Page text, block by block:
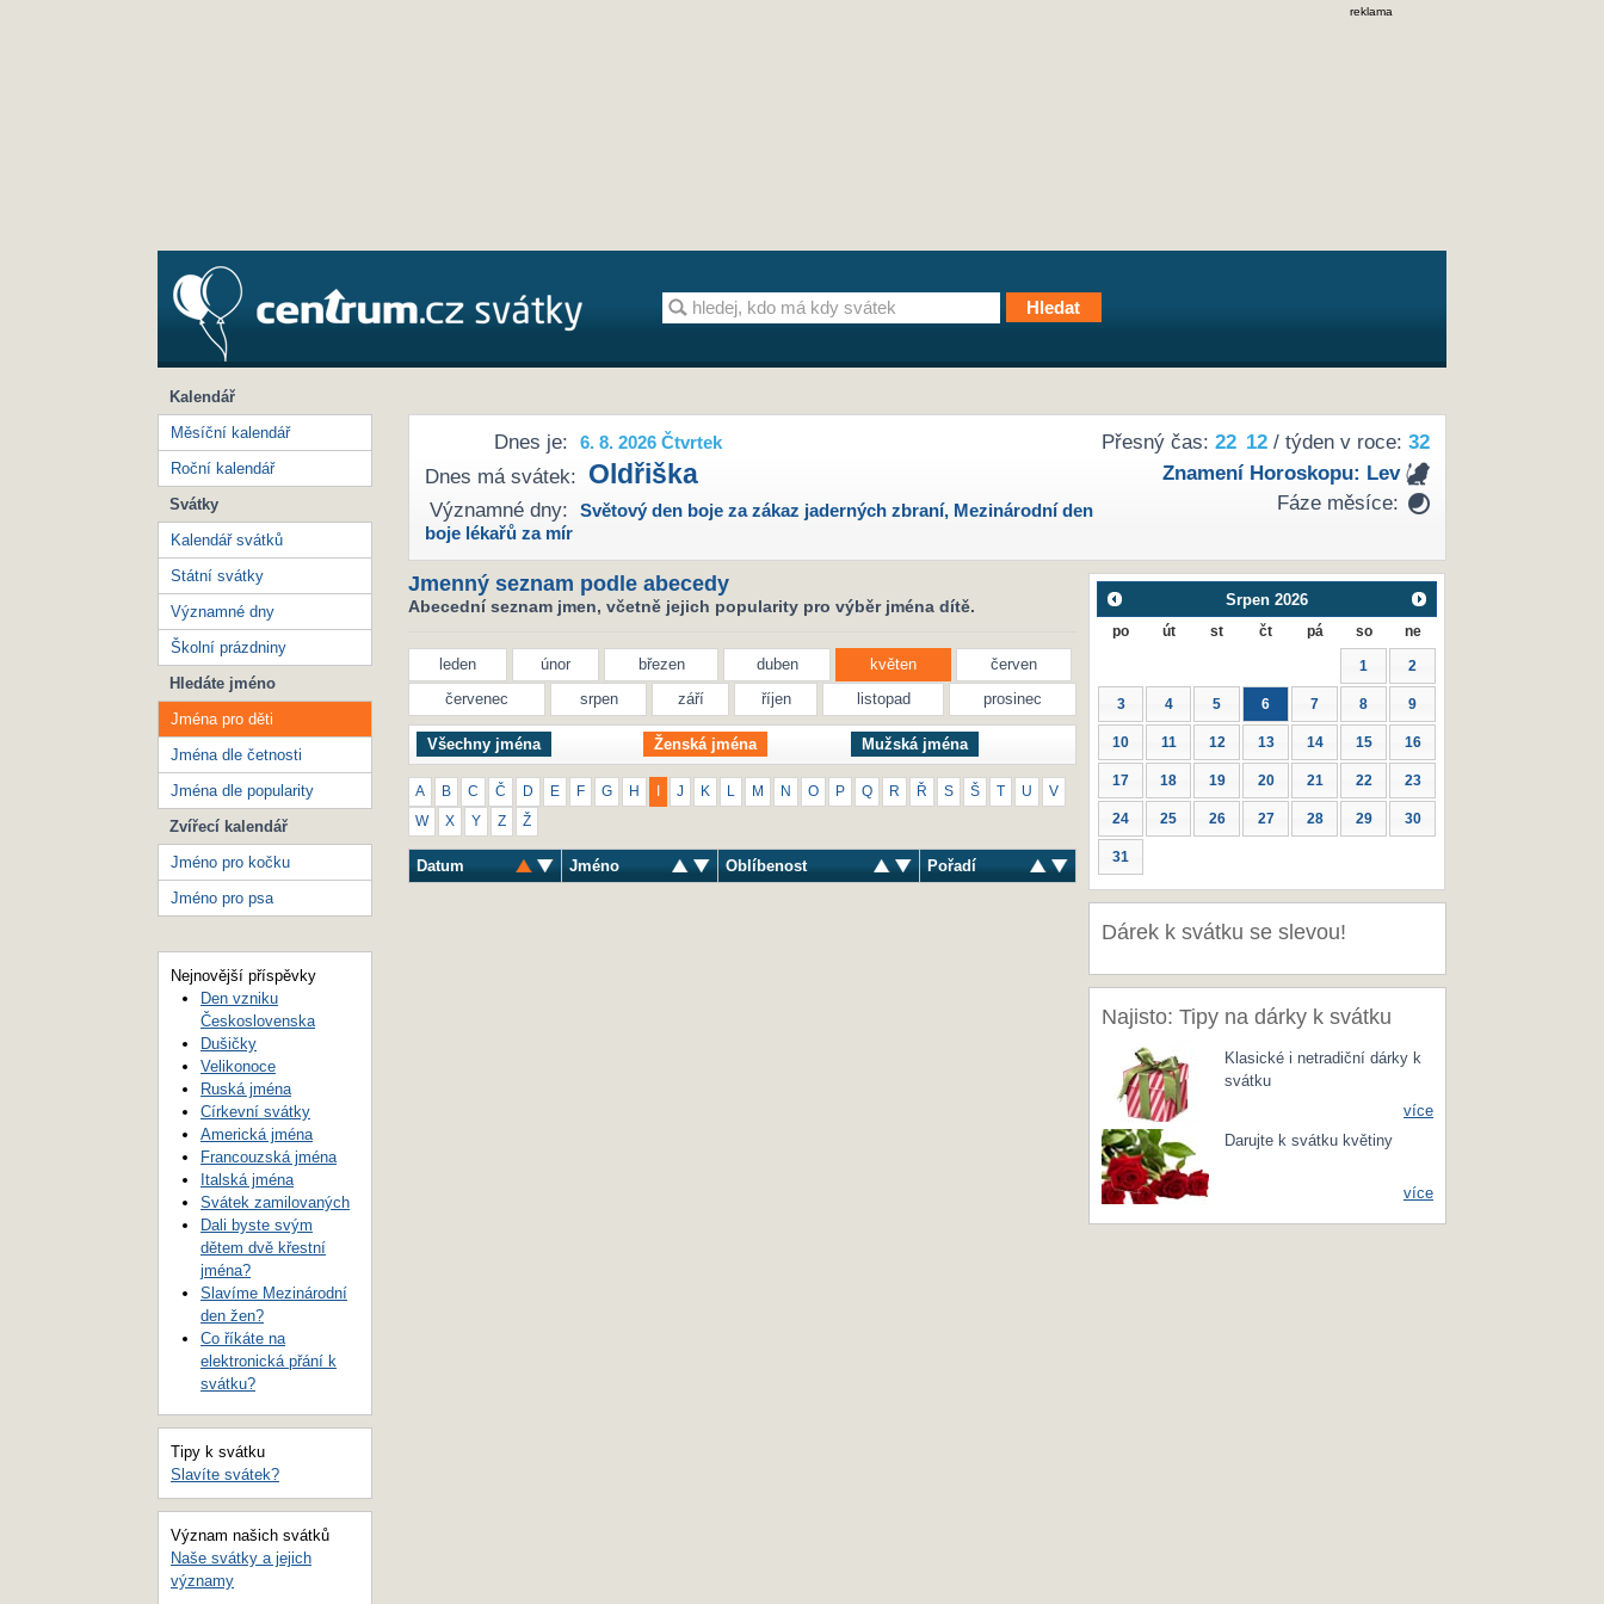
reklama
Přesný čas: 22 12/ týden v roce: 32
Znamení Horoskopu: Lev
Fáze měsíce:
Dnes je: 6. 8. 2026 Čtvrtek
Dnes má svátek: Oldřiška
Významné dny: Světový den boje za zákaz jaderných zbraní, Mezinárodní den
boje lékařů za mír
Jmenný seznam podle abecedy
Abecední seznam jmen, včetně jejich popularity pro výběr jména dítě.
leden únor březen duben květen
červen
červenec
srpen září říjen listopad prosinec
Všechny jména Ženská jména Mužská jména
A B C Č D E F G H J K M N O P Q R Ř S Š T U V
W X Y Z Ž
Datum Jméno Oblíbenost Pořadí
Srpen 2026
po út st čt pá so ne
1 2
3 4 5 6 7 8 9
10 11 12 13 14 15 16
17 18 19 20 21 22 23
24 25 26 27 28 29 30
31
Dárek k svátku se slevou!
Najisto: Tipy na dárky k svátku
Klasické i netradiční dárky k
svátku
více
Darujte k svátku květiny
více
Kalendář
Měsíční kalendář
Roční kalendář
Svátky
Kalendář svátků
Státní svátky
Významné dny
Školní prázdniny
Hledáte jméno
Jména pro děti
Jména dle četnosti
Jména dle popularity
Zvířecí kalendář
Jméno pro kočku
Jméno pro psa
Nejnovější příspěvky
Den vzniku
Československa
Dušičky
Velikonoce
Ruská jména
Církevní svátky
Americká jména
Francouzská jména
Italská jména
Svátek zamilovaných
Dali byste svým
dětem dvě křestní
jména?
Slavíme Mezinárodní
den žen?
Co říkáte na
elektronická přání k
svátku?
Tipy k svátku
Slavíte svátek?
Význam našich svátků
Naše svátky a jejich
významy